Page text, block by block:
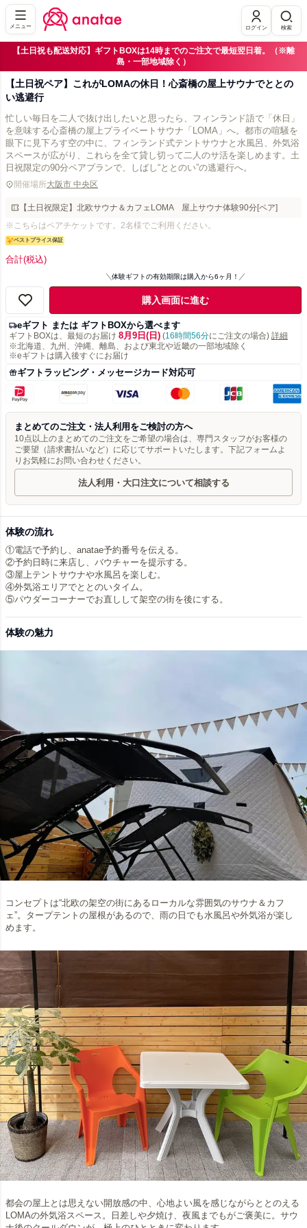
メニュー ログイン 検索
【土日祝も配送対応】ギフトBOXは14時までのご注文で最短翌日着。（※離
島・一部地域除く）
【土日祝ペア】これがLOMAの休日！心斎橋の屋上サウナでととの
い逃避行
忙しい毎日を二人で抜け出したいと思ったら、フィンランド語で「休日」
を意味する心斎橋の屋上プライベートサウナ「LOMA」へ。都市の喧騒を
眼下に見下ろす空の中に、フィンランド式テントサウナと水風呂、外気浴
スペースが広がり、これらを全て貸し切って二人のサ活を楽しめます。土
日祝限定の90分ペアプランで、しばし“ととのい”の逃避行へ。
開催場所大阪市 中央区
【土日祝限定】北欧サウナ＆カフェLOMA 屋上サウナ体験90分[ペア]
※こちらはペアチケットです。2名様でご利用ください。
ベストプライス保証
合計(税込)
体験ギフトの有効期限は購入から6ヶ月！
購入画面に進む
eギフト または ギフトBOXから選べます
ギフトBOXは、最短のお届け 8月9日(日) (16時間56分にご注文の場合) 詳細
※北海道、九州、沖縄、離島、および東北や近畿の一部地域除く
※eギフトは購入後すぐにお届け
ギフトラッピング・メッセージカード対応可
まとめてのご注文・法人利用をご検討の方へ
10点以上のまとめてのご注文をご希望の場合は、専門スタッフがお客様の
ご要望（請求書払いなど）に応じてサポートいたします。下記フォームよ
りお気軽にお問い合わせください。
法人利用・大口注文について相談する
体験の流れ
①電話で予約し、anatae予約番号を伝える。
②予約日時に来店し、バウチャーを提示する。
③屋上テントサウナや水風呂を楽しむ。
④外気浴エリアでととのいタイム。
体験の魅力
コンセプトは“北欧の架空の街にあるローカルな雰囲気のサウナ＆カフ
ェ”。タープテントの屋根があるので、雨の日でも水風呂や外気浴が楽し
めます。
都会の屋上とは思えない開放感の中、心地よい風を感じながらととのえる
LOMAの外気浴スペース。日差しや夕焼け、夜風までもがご褒美に。サウ